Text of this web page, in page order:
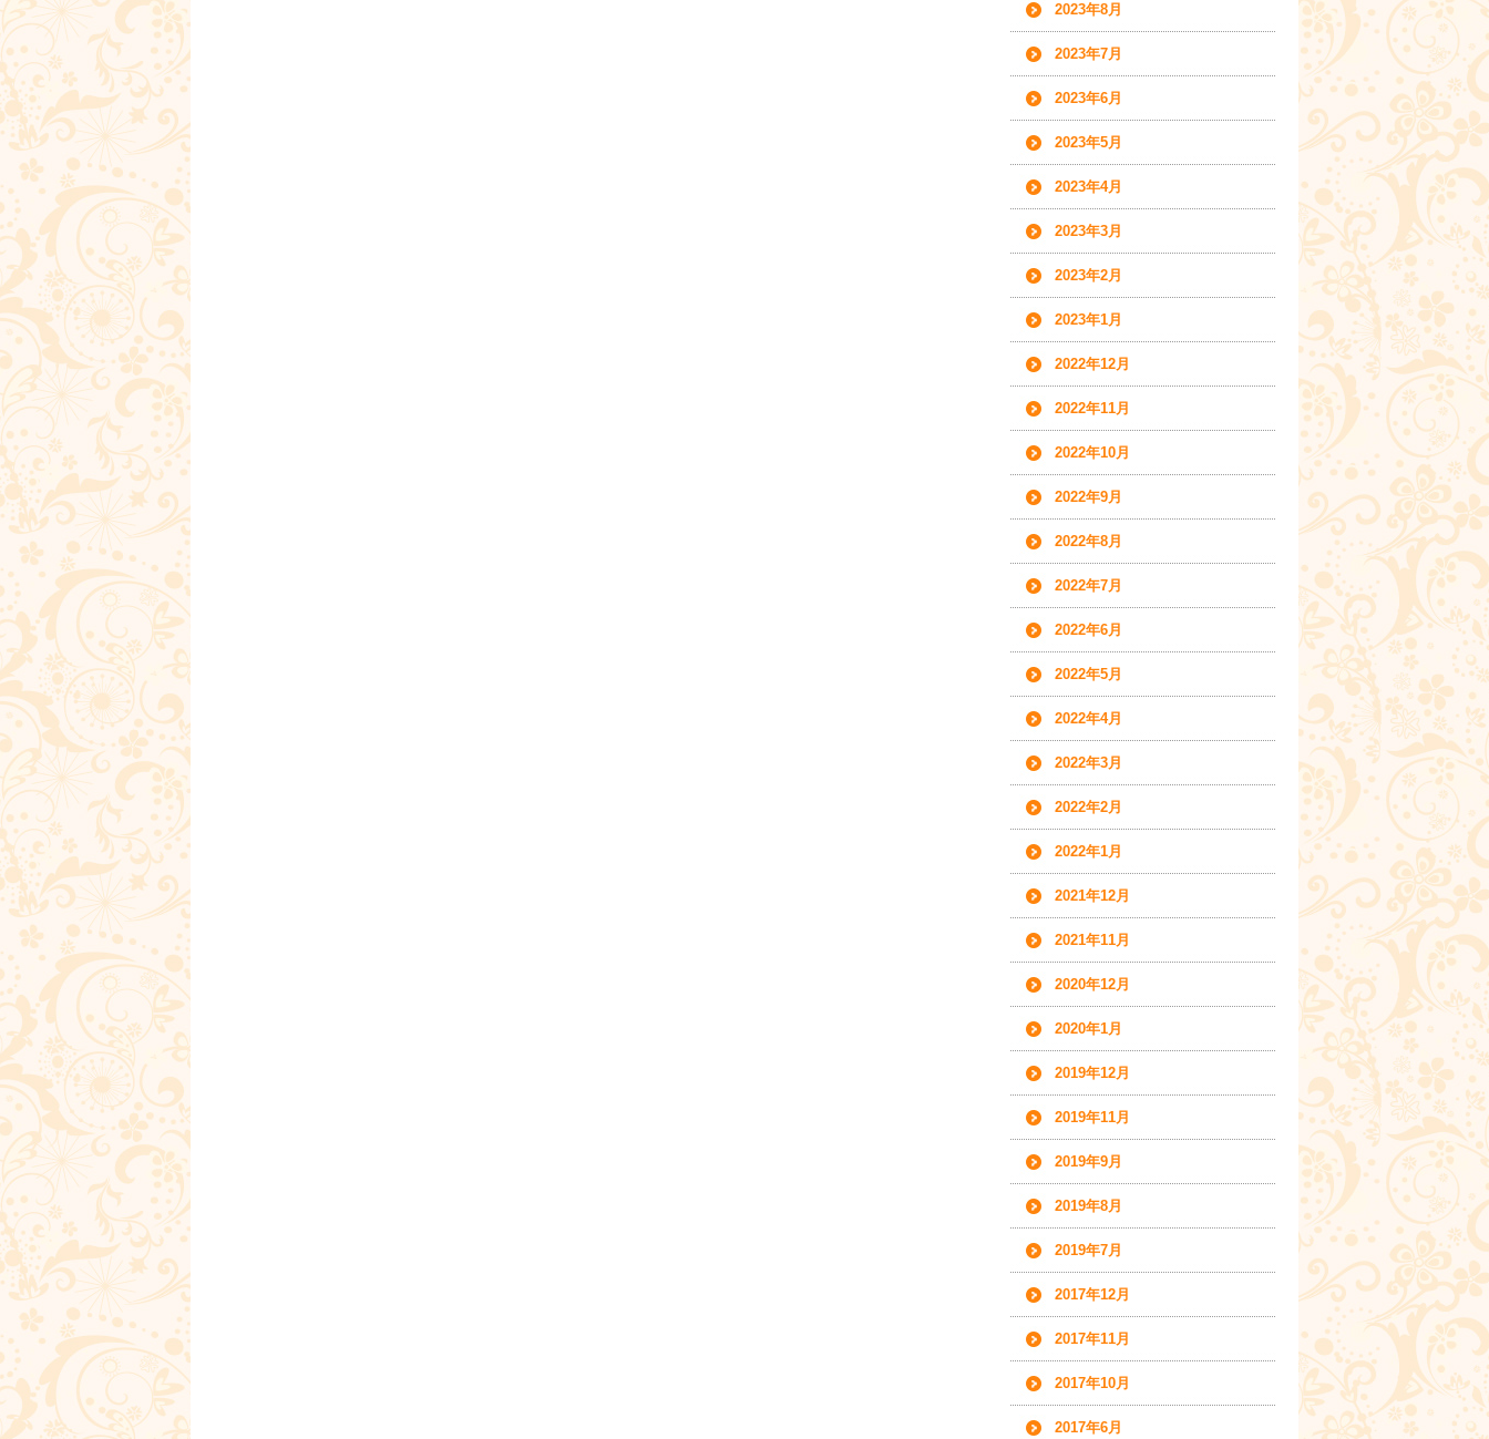
2023年8月
2023年7月
2023年6月
2023年5月
2023年4月
2023年3月
2023年2月
2023年1月
2022年12月
2022年11月
2022年10月
2022年9月
2022年8月
2022年7月
2022年6月
2022年5月
2022年4月
2022年3月
2022年2月
2022年1月
2021年12月
2021年11月
2020年12月
2020年1月
2019年12月
2019年11月
2019年9月
2019年8月
2019年7月
2017年12月
2017年11月
2017年10月
2017年6月